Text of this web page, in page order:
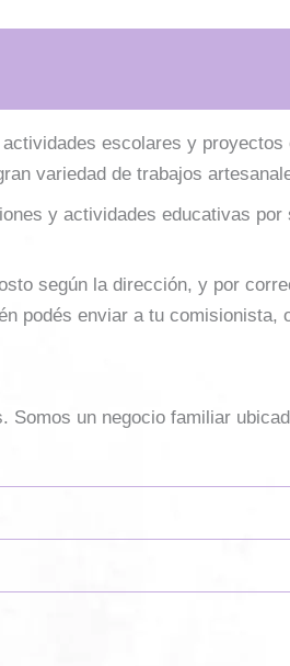
escolares y
variedad de trabajos
y actividades educativas
según la dirección, y por
podés enviar a tu
un negocio familiar